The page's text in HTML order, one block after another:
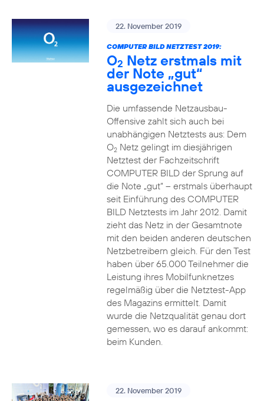
22. November 2019
COMPUTER BILD NETZTEST 2019:
O2 Netz erstmals mit
der Note „gut“
ausgezeichnet
Die umfassende Netzausbau-
Offensive zahlt sich auch bei
unabhängigen Netztests aus: Dem
O2Netz gelingt im diesjährigen
Netztest der Fachzeitschrift
COMPUTER BILD der Sprung auf
die Note „gut“ – erstmals überhaupt
seit Einführung des COMPUTER
BILD Netztests im Jahr 2012. Damit
zieht das Netz in der Gesamtnote
mit den beiden anderen deutschen
Netzbetreibern gleich. Für den Test
haben über 65.000 Teilnehmer die
Leistung ihres Mobilfunknetzes
regelmäßig über die Netztest-App
des Magazins ermittelt. Damit
wurde die Netzqualität genau dort
gemessen, wo es darauf ankommt:
beim Kunden.
22. November 2019